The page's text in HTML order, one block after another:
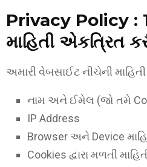
Privacy Policy
માહિતી એકત્રિત
અમારી વેબસાઈટ નીચેની
નામ અને ઈમેલ (જો તમે
IP Address
Browser અને Device
Cookies દ્વારા મળતી